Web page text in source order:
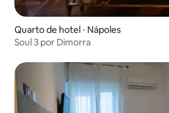
Quarto de hotel ⋅ Nápoles
Soul 3 por Dimorra